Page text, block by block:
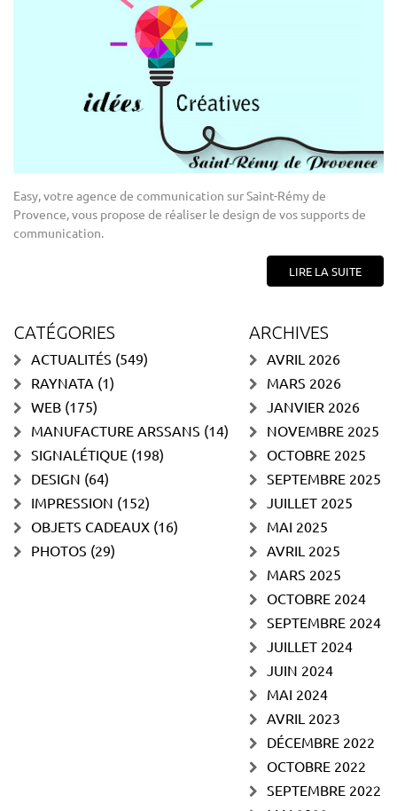
Easy, votre agence de communication sur Saint-Rémy de
Provence, vous propose de réaliser le design de vos supports de
communication.
LIRE LA SUITE
CATÉGORIES
ACTUALITÉS (549)
RAYNATA (1)
WEB (175)
MANUFACTURE ARSSANS (14)
SIGNALÉTIQUE (198)
DESIGN (64)
IMPRESSION (152)
OBJETS CADEAUX (16)
PHOTOS (29)
ARCHIVES
AVRIL 2026
MARS 2026
JANVIER 2026
NOVEMBRE 2025
OCTOBRE 2025
SEPTEMBRE 2025
JUILLET 2025
MAI 2025
AVRIL 2025
MARS 2025
OCTOBRE 2024
SEPTEMBRE 2024
JUILLET 2024
JUIN 2024
MAI 2024
AVRIL 2023
DÉCEMBRE 2022
OCTOBRE 2022
SEPTEMBRE 2022